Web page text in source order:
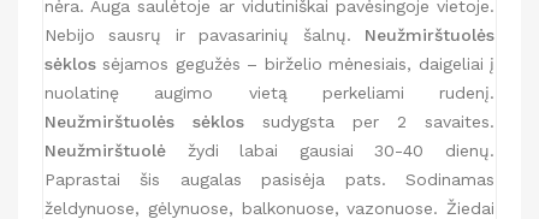
nėra. Auga saulėtoje ar vidutiniškai pavėsingoje vietoje.
Nebijo sausrų ir pavasarinių šalnų. Neužmirštuolės
sėklos sėjamos gegužės – birželio mėnesiais, daigeliai į
nuolatinę augimo vietą perkeliami rudenį.
Neužmirštuolės sėklos sudygsta per 2 savaites.
Neužmirštuolė žydi labai gausiai 30-40 dienų.
Paprastai šis augalas pasisėja pats. Sodinamas
želdynuose, gėlynuose, balkonuose, vazonuose. Žiedai